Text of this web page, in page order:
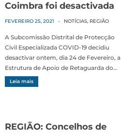
Coimbra foi desactivada
FEVEREIRO 25, 2021 - NOTÍCIAS, REGIÃO
A Subcomissão Distrital de Protecção
Civil Especializada COVID-19 decidiu
desactivar ontem, dia 24 de Fevereiro, a
Estrutura de Apoio de Retaguarda do…
Leia mais
REGIÃO: Concelhos de